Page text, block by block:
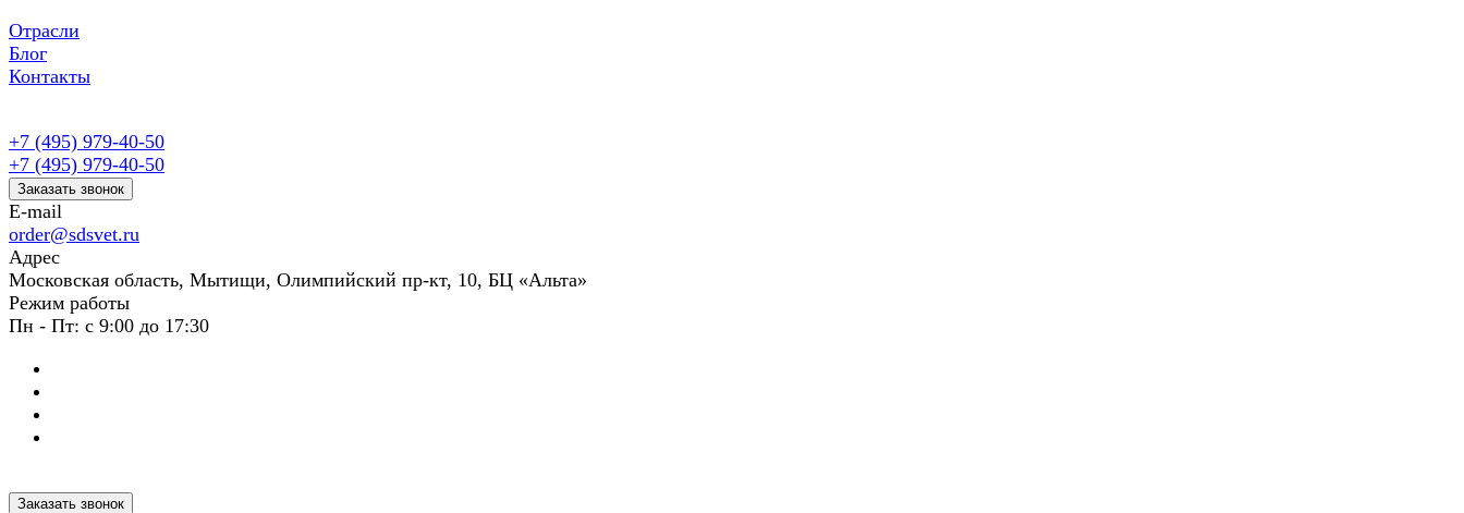
Отрасли
Блог
Контакты
+7 (495) 979-40-50
+7 (495) 979-40-50
Заказать звонок
E-mail
order@sdsvet.ru
Адрес
Московская область, Мытищи, Олимпийский пр-кт, 10, БЦ «Альта»
Режим работы
Пн - Пт: с 9:00 до 17:30
Заказать звонок